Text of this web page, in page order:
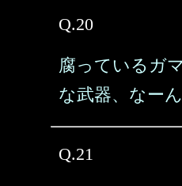
Q.20
腐っているガ
な武器、なー
Q.21